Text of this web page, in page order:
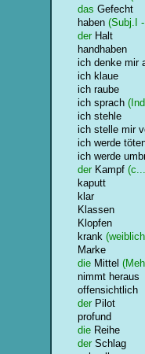
das Gefecht
haben (Subj.I
der Halt
handhaben
ich denke mir
ich klaue
ich raube
ich sprach
ich stehle
ich stelle mir
ich werde
ich werde
der Kampf
kaputt
klar
Klassen
Klopfen
krank
Marke
die Mittel
nimmt heraus
offensichtlich
der Pilot
profund
die Reihe
der Schlag